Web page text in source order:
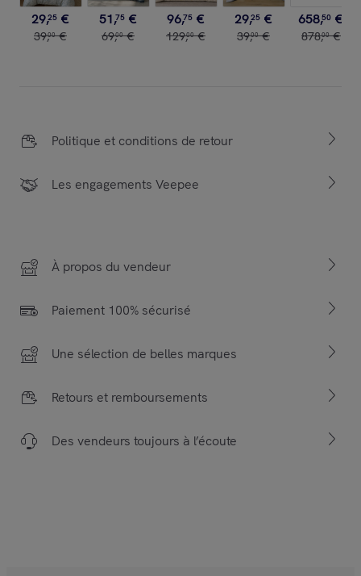
29,25 €
39,00 €
51,75 €
69,00 €
96,75 €
129,00 €
29,25 €
39,00 €
658,50 €
878,00 €
Politique et conditions de retour
Les engagements Veepee
À propos du vendeur
Paiement 100% sécurisé
Une sélection de belles marques
Retours et remboursements
Des vendeurs toujours à l’écoute